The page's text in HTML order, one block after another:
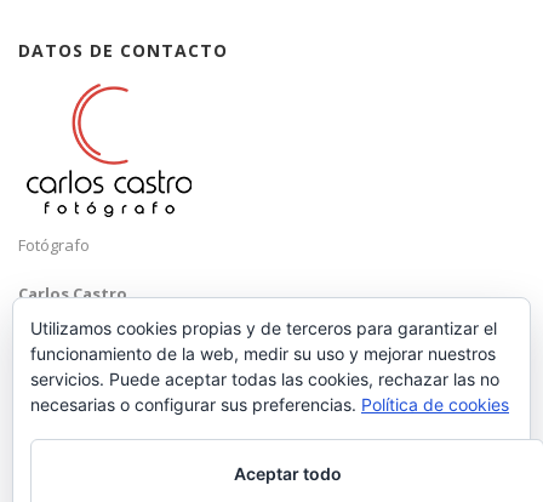
DATOS DE CONTACTO
Fotógrafo
Carlos Castro
Málaga
Mobile: +34 652 83 71 98
hola@carloscastrofotografo.com
Utilizamos cookies propias y de terceros para garantizar el
funcionamiento de la web, medir su uso y mejorar nuestros
servicios. Puede aceptar todas las cookies, rechazar las no
necesarias o configurar sus preferencias. Política de cookies
Aceptar todo